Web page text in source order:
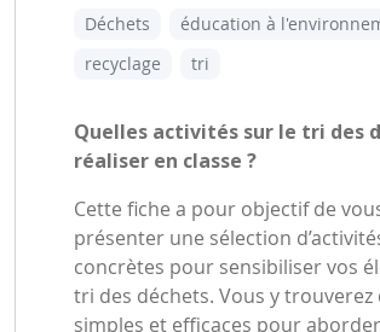
Déchets
éducation à
recyclage
tri
Quelles activités sur le tri des
réaliser en classe ?
Cette fiche a pour objectif de
présenter une sélection
concrètes pour sensibiliser vos
tri des déchets. Vous y trouverez
simples et efficaces pour